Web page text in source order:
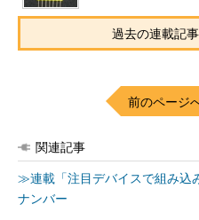
過去の連載記
前のページ
関連記事
≫連載「注目デバイスで組み込
ナンバー